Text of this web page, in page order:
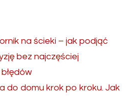
na ścieki – jak podjąć
bez najczęściej
do domu krok po kroku. Jak